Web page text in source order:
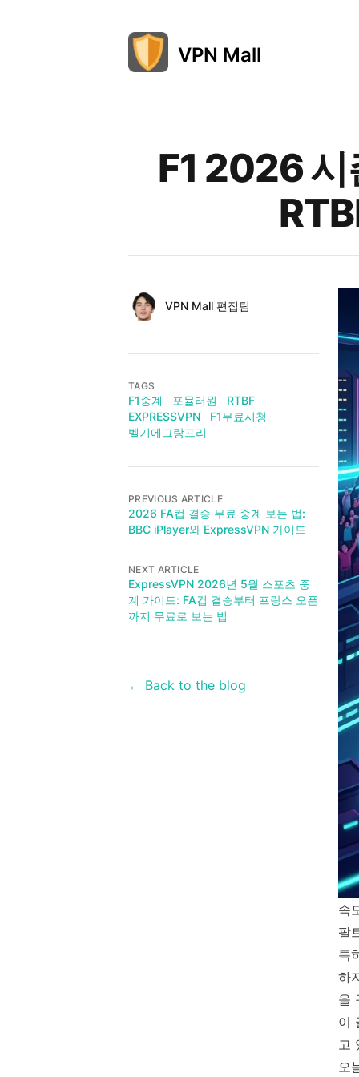
VPN Mall
F1 2026 시
AuthorsName
VPN Mall 편집팀
속
팔
특
하
을
이
고
오
TAGS
F1중계 포뮬러원
RTBF
EXPRESSVPN
F1무료시청
벨기에그랑프리
PREVIOUS ARTICLE
2026 FA컵 결승 무료 중계 보는 법:
BBC iPlayer와 ExpressVPN 가이드
NEXT ARTICLE
ExpressVPN 2026년 5월 스포츠 중
계 가이드: FA컵 결승부터 프랑스 오픈
까지 무료로 보는 법
← Back to the blog